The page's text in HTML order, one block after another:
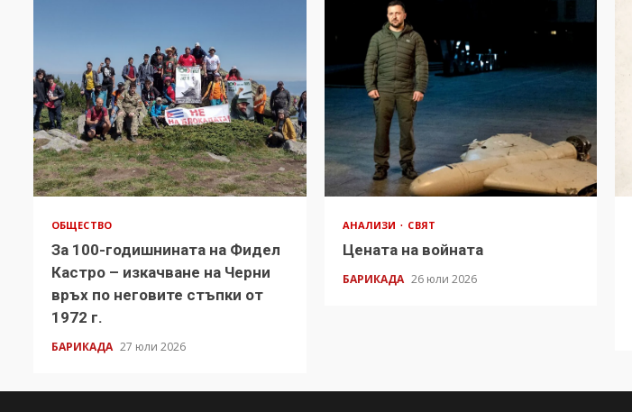
ОБЩЕСТВО
За 100-годишнината на Фидел
Кастро – изкачване на Черни
връх по неговите стъпки от
1972 г.
БАРИКАДА 27 юли 2026
АНАЛИЗИ СВЯТ
Цената на войната
БАРИКАДА 26 юли 2026